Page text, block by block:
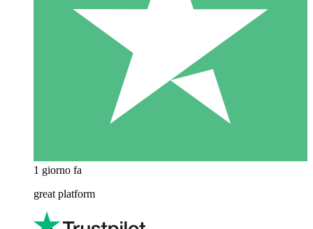
1 giorno fa
great platform